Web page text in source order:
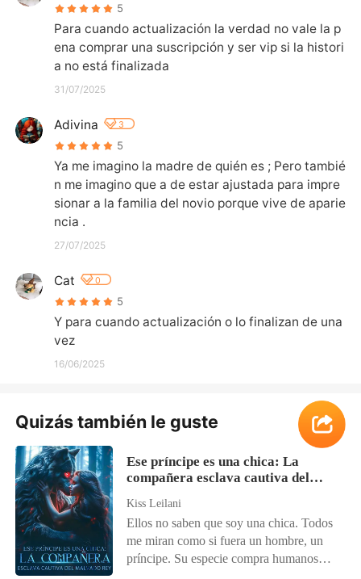
5
Para cuando actualización la verdad no vale la p
ena comprar una suscripción y ser vip si la histori
a no está finalizada
31/07/2025
Adivina 3
5
Ya me imagino la madre de quién es ; Pero tambié
n me imagino que a de estar ajustada para impre
sionar a la familia del novio porque vive de aparie
ncia .
27/07/2025
Cat 0
5
Y para cuando actualización o lo finalizan de una
vez
16/06/2025
Quizás también le guste
Ese príncipe es una chica: La
compañera esclava cautiva del
Kiss Leilani
Ellos no saben que soy una chica. Todos
me miran como si fuera un hombre, un
príncipe. Su especie compra humanos